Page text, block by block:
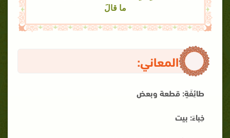
ما قالَ
المعاني:
طائِفَةٍ: قطعة وبعض
خِباءَ: بيت